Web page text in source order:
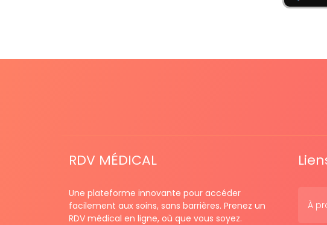
RDV MÉDICAL
Une plateforme innovante pour accéder
facilement aux soins, sans barrières. Prenez un
RDV médical en ligne, où que vous soyez.
À